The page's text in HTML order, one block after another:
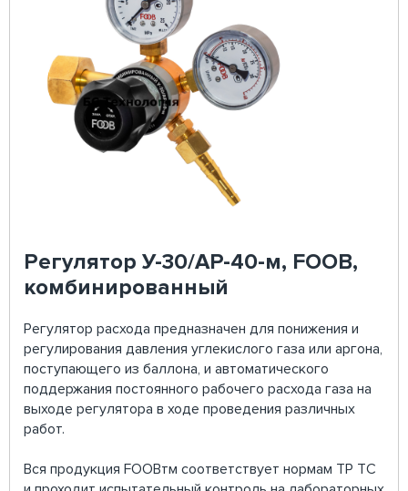
Регулятор У-30/АР-40-м, FOOB,
комбинированный
Регулятор расхода предназначен для понижения и
регулирования давления углекислого газа или аргона,
поступающего из баллона, и автоматического
поддержания постоянного рабочего расхода газа на
выходе регулятора в ходе проведения различных
работ.
Вся продукция FOOBтм соответствует нормам ТР ТС